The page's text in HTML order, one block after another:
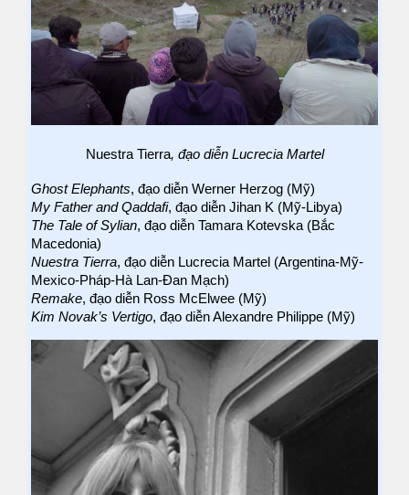
Nuestra Tierra, đạo diễn Lucrecia Martel
Ghost Elephants, đạo diễn Werner Herzog (Mỹ)
My Father and Qaddafi, đạo diễn Jihan K (Mỹ-Libya)
The Tale of Sylian, đạo diễn Tamara Kotevska (Bắc
Macedonia)
Nuestra Tierra, đạo diễn Lucrecia Martel (Argentina-Mỹ-
Mexico-Pháp-Hà Lan-Đan Mạch)
Remake, đạo diễn Ross McElwee (Mỹ)
Kim Novak’s Vertigo, đạo diễn Alexandre Philippe (Mỹ)